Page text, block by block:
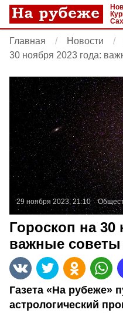
Главная Новости
30 ноября 2023 года:
29 ноября 2023, 21:10
Гороскоп на 30
важные советы
Газета «На рубеже»
астрологический